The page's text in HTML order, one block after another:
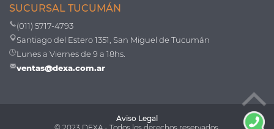
SUCURSAL TUCUMÁN
(011) 5717-4793
Santiago del Estero 1351, San Miguel de Tucumán
Lunes a Viernes de 9 a 18hs.
ventas@dexa.com.ar
Aviso Legal